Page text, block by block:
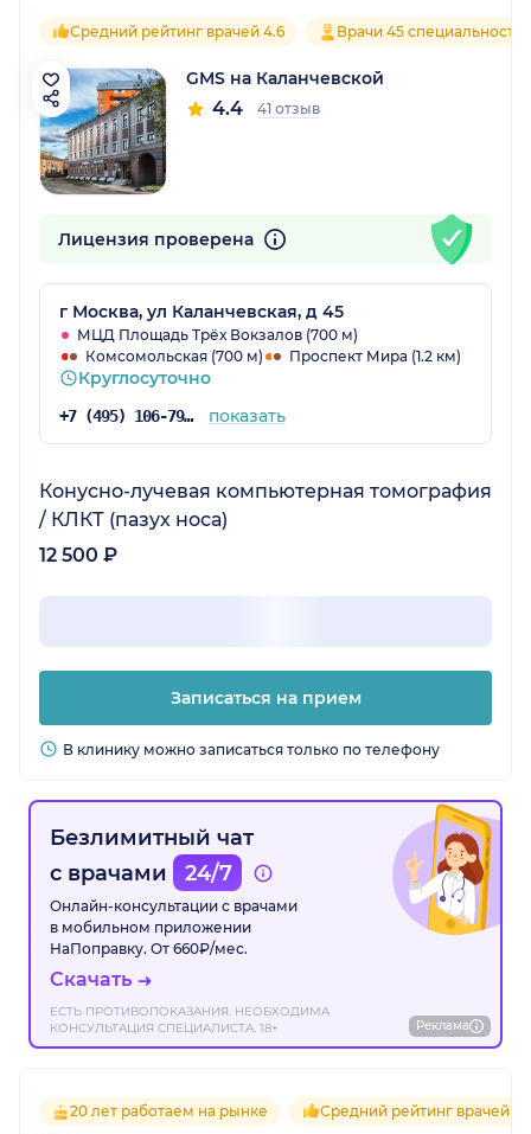
Средний рейтинг врачей 4.6 Врачи 45
GMS на Каланчевской
4.4 41 отзыв
Лицензия проверена
г Москва, ул Каланчевская, д 45
МЦД Площадь Трёх Вокзалов (700 м)
Комсомольская (700 м)
Проспект Мира (1.2 км)
Круглосуточно
+7 (495) 106-79-84 показать
Конусно-лучевая компьютерная томография
/ КЛКТ (пазух носа)
12 500 ₽
Записаться на прием
В клинику можно записаться только по телефону
Безлимитный чат
с врачами
24/7
Онлайн-консультации с врачами
в мобильном приложении
НаПоправку. От 660₽/мес.
Скачать
ЕСТЬ ПРОТИВОПОКАЗАНИЯ. НЕОБХОДИМА
КОНСУЛЬТАЦИЯ СПЕЦИАЛИСТА. 18+
Реклама
20 лет работаем на рынке Средний рейтинг врачей